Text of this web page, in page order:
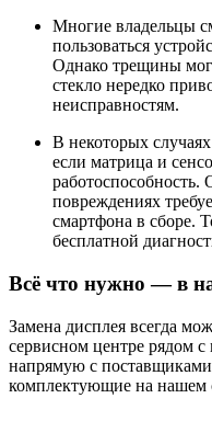
Многие владельцы
пользоваться
Однако трещины
стекло нередко
неисправностям.
В некоторых
если матрица и
работоспособность.
повреждениях
смартфона в сборе.
бесплатной
Всё что нужно — в
Замена дисплея всегда
сервисном центре рядом
напрямую с
комплектующие на нашем